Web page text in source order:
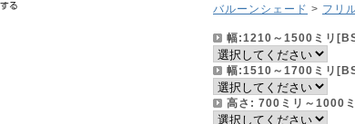
バルーンシェード > フリ
幅:1210～1500ミリ
幅:1510～1700ミリ
高さ: 700ミリ～1000